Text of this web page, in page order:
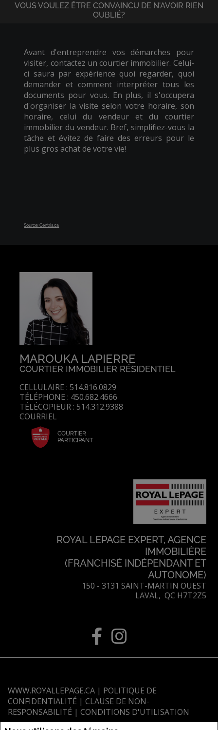
VOUS VOULEZ ÊTRE CONVAINCU DE N'AVOIR RIEN
OUBLIÉ?
Avant d'entreprendre vos démarches pour
visiter, contactez un courtier immobilier. Celui-
ci saura par expérience quoi regarder, quoi
demander et comment interpréter tous les
documents pour vous. En plus, il s'occupera
d'organiser la visite selon votre horaire, son
horaire, celui du vendeur et du courtier
immobilier du vendeur. Bref, simplifiez-vous la
tâche et évitez de faire des erreurs pour le
plus gros achat de votre vie!
Source: Centris.ca
MAROUKA LAPIERRE
COURTIER IMMOBILIER RÉSIDENTIEL
CELLULAIRE : 514.816.0829
TÉLÉPHONE : 450.682.4666
TÉLÉCOPIEUR : 514.312.9388
COURRIEL
COURTIER
PARTICIPANT
ROYAL LEPAGE EXPERT, AGENCE
IMMOBILIÈRE
(FRANCHISÉ INDÉPENDANT ET
AUTONOME)
150 - 3131 SAINT-MARTIN OUEST
LAVAL, QC H7T2Z5
WWW.ROYALLEPAGE.CA | POLITIQUE DE
CONFIDENTIALITÉ | CLAUSE DE NON-
RESPONSABILITÉ | CONDITIONS D'UTILISATION